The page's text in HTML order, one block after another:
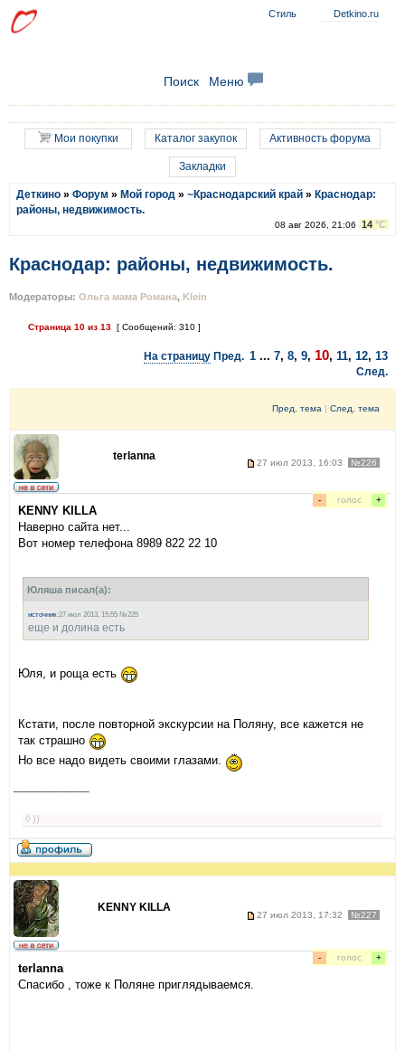
Detkino.ru
Стиль
Поиск Меню
Мои покупки Каталог закупок Активность форума
Закладки
Деткино » Форум » Мой город » ~Краснодарский край » Краснодар:
районы, недвижимость.
08 авг 2026, 21:06 14 °C
Краснодар: районы, недвижимость.
Модераторы: Ольга мама Романа, Klein
Страница 10 из 13 [ Сообщений: 310 ]
На страницу Пред. 1 ... 7, 8, 9, 10, 11, 12, 13
След.
Пред. тема | След. тема
terlanna
27 июл 2013, 16:03 №226
- голос +
KENNY KILLA
Наверно сайта нет...
Вот номер телефона 8989 822 22 10
Юляша писал(а):
источник:27 июл 2013, 15:55 №225
еще и долина есть
Юля, и роща есть
Кстати, после повторной экскурсии на Поляну, все кажется не
так страшно
Но все надо видеть своими глазами.
◊ ))
KENNY KILLA
27 июл 2013, 17:32 №227
- голос +
terlanna
Спасибо , тоже к Поляне приглядываемся.